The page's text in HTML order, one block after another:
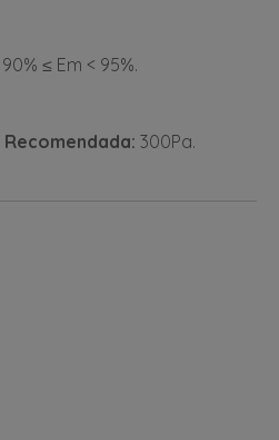
90% ≤ Em < 95%.
300Pa.